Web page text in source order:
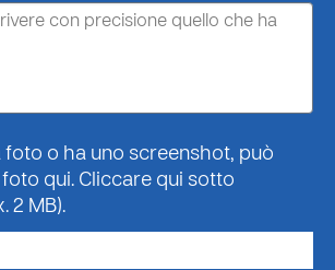
foto o ha uno screenshot, può
qui. Cliccare qui sotto
2 MB).